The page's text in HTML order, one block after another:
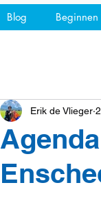
Blog Beginnen
Erik de Vlieger